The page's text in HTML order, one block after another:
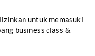
untuk memasuki
business class &